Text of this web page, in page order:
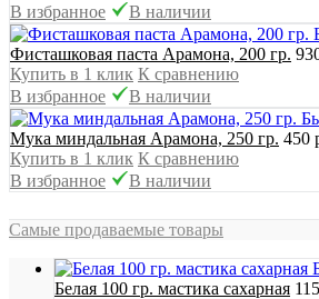
В избранное
В наличии
Фисташковая паста Арамона, 200 гр.
Купить в 1 клик К сравнению
В избранное
В наличии
Мука миндальная Арамона, 250 гр. 450
Купить в 1 клик К сравнению
В избранное
В наличии
Самые продаваемые товары
Белая 100 гр. мастика сахарная